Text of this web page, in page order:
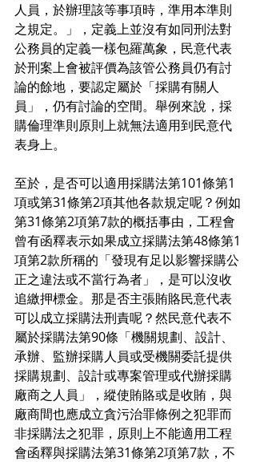
人員，於辦理該等事項時，準用本準則
之規定。」，定義上並沒有如同刑法對
公務員的定義一樣包羅萬象，民意代表
於刑案上會被評價為該管公務員仍有討
論的餘地，要認定屬於「採購有關人
員」，仍有討論的空間。舉例來說，採
購倫理準則原則上就無法適用到民意代
表身上。
至於，是否可以適用採購法第101條第1
項或第31條第2項其他各款規定呢？例如
第31條第2項第7款的概括事由，工程會
曾有函釋表示如果成立採購法第48條第1
項第2款所稱的「發現有足以影響採購公
正之違法或不當行為者」，是可以沒收
追繳押標金。那是否主張賄賂民意代表
可以成立採購法刑責呢？然民意代表不
屬於採購法第90條「機關規劃、設計、
承辦、監辦採購人員或受機關委託提供
採購規劃、設計或專案管理或代辦採購
廠商之人員」，縱使賄賂或是收賄，與
廠商間也應成立貪污治罪條例之犯罪而
非採購法之犯罪，原則上不能適用工程
會函釋與採購法第31條第2項第7款，不